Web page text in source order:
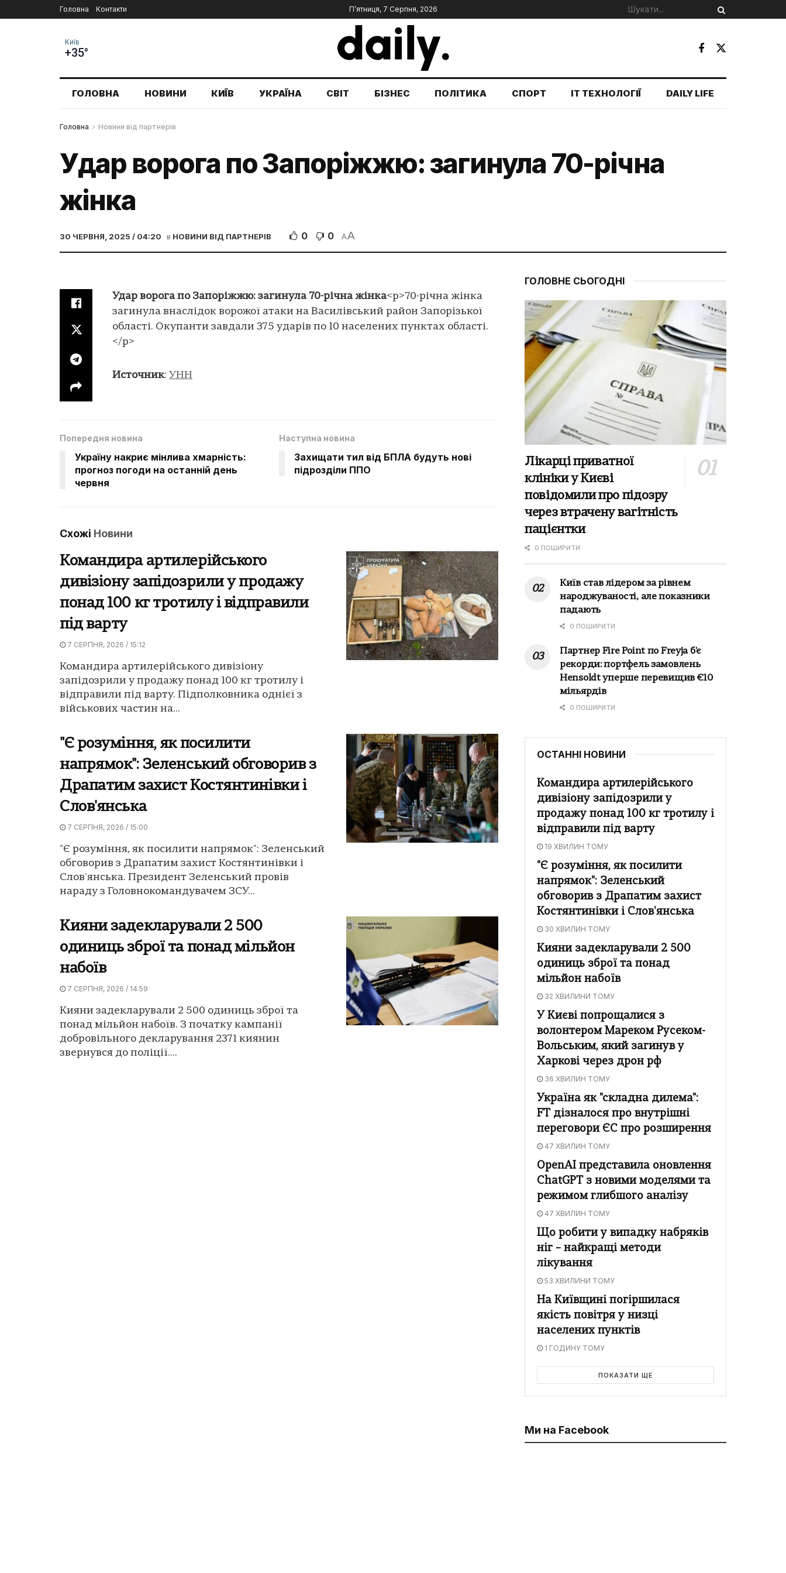
Головна Контакти П’ятниця, 7 Серпня, 2026
Київ
+35°
ГОЛОВНА НОВИНИ КИЇВ УКРАЇНА СВІТ БІЗНЕС ПОЛІТИКА СПОРТ IT ТЕХНОЛОГІЇ DAILY LIFE
Головна Новини від партнерів
Удар ворога по Запоріжжю: загинула 70-річна
жінка
30 ЧЕРВНЯ, 2025 / 04:20 в НОВИНИ ВІД ПАРТНЕРІВ 0 0 AA
Удар ворога по Запоріжжю: загинула 70-річна жінка<p>70-річна жінка
загинула внаслідок ворожої атаки на Василівський район Запорізької
області. Окупанти завдали 375 ударів по 10 населених пунктах області.
</p>
Источник: УНН
Попередня новина
Україну накриє мінлива хмарність:
прогноз погоди на останній день
червня
Наступна новина
Захищати тил від БПЛА будуть нові
підрозділи ППО
Схожі Новини
Командира артилерійського
дивізіону запідозрили у продажу
понад 100 кг тротилу і відправили
під варту
7 СЕРПНЯ, 2026 / 15:12
Командира артилерійського дивізіону
запідозрили у продажу понад 100 кг тротилу і
відправили під варту. Підполковника однієї з
військових частин на...
"Є розуміння, як посилити
напрямок": Зеленський обговорив з
Драпатим захист Костянтинівки і
Слов'янська
7 СЕРПНЯ, 2026 / 15:00
"Є розуміння, як посилити напрямок": Зеленський
обговорив з Драпатим захист Костянтинівки і
Слов'янська. Президент Зеленський провів
нараду з Головнокомандувачем ЗСУ...
Кияни задекларували 2 500
одиниць зброї та понад мільйон
набоїв
7 СЕРПНЯ, 2026 / 14:59
Кияни задекларували 2 500 одиниць зброї та
понад мільйон набоїв. З початку кампанії
добровільного декларування 2371 киянин
звернувся до поліції....
ГОЛОВНЕ СЬОГОДНІ
Лікарці приватної
клініки у Києві
повідомили про підозру
через втрачену вагітність
пацієнтки
0 ПОШИРИТИ
Київ став лідером за рівнем
народжуваності, але показники
падають
0 ПОШИРИТИ
Партнер Fire Point по Freyja б'є
рекорди: портфель замовлень
Hensoldt уперше перевищив €10
мільярдів
0 ПОШИРИТИ
ОСТАННІ НОВИНИ
Командира артилерійського
дивізіону запідозрили у
продажу понад 100 кг тротилу і
відправили під варту
19 ХВИЛИН ТОМУ
"Є розуміння, як посилити
напрямок": Зеленський
обговорив з Драпатим захист
Костянтинівки і Слов'янська
30 ХВИЛИН ТОМУ
Кияни задекларували 2 500
одиниць зброї та понад
мільйон набоїв
32 ХВИЛИНИ ТОМУ
У Києві попрощалися з
волонтером Мареком Русеком-
Вольським, який загинув у
Харкові через дрон рф
36 ХВИЛИН ТОМУ
Україна як "складна дилема":
FT дізналося про внутрішні
переговори ЄС про розширення
47 ХВИЛИН ТОМУ
OpenAI представила оновлення
ChatGPT з новими моделями та
режимом глибшого аналізу
47 ХВИЛИН ТОМУ
Що робити у випадку набряків
ніг – найкращі методи
лікування
53 ХВИЛИНИ ТОМУ
На Київщині погіршилася
якість повітря у низці
населених пунктів
1 ГОДИНУ ТОМУ
ПОКАЗАТИ ЩЕ
Ми на Facebook